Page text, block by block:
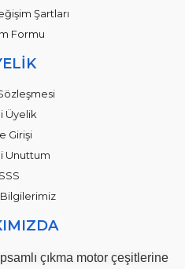
Şartları
Formu
Üyelik
Girişi
Unuttum
SSS
çıkma motor çeşitlerine